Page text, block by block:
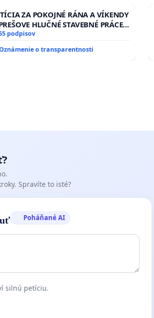
ZA POKOJNÉ RÁNA A VÍKENDY
HLUČNÉ STAVEBNÉ PRÁCE
SOBOTU LEN OD 9.00 DO 13.00
– 18.00 HOD. A PRAVIDELNÁ
podpisov
o transparentnosti
Spravíte to isté?
Poháňané AI
silnú petíciu.